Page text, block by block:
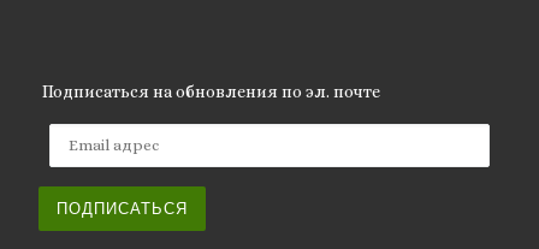
Подписаться на обновления по эл. почте
ПОДПИСАТЬСЯ